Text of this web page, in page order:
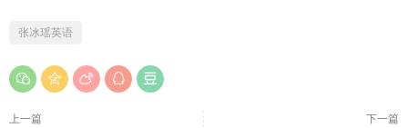
张冰瑶英语
上一篇 下一篇